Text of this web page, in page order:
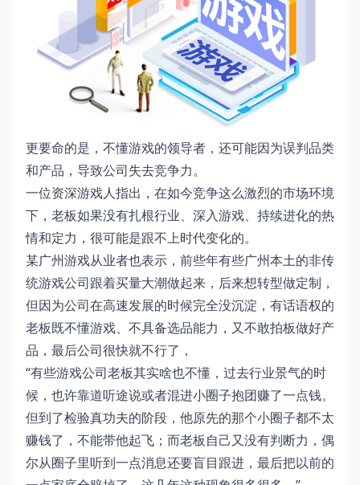
更要命的是，不懂游戏的领导者，还可能因为误判品类
和产品，导致公司失去竞争力。
一位资深游戏人指出，在如今竞争这么激烈的市场环境
下，老板如果没有扎根行业、深入游戏、持续进化的热
情和定力，很可能是跟不上时代变化的。
某广州游戏从业者也表示，前些年有些广州本土的非传
统游戏公司跟着买量大潮做起来，后来想转型做定制，
但因为公司在高速发展的时候完全没沉淀，有话语权的
老板既不懂游戏、不具备选品能力，又不敢拍板做好产
品，最后公司很快就不行了，
“有些游戏公司老板其实啥也不懂，过去行业景气的时
候，也许靠道听途说或者混进小圈子抱团赚了一点钱。
但到了检验真功夫的阶段，他原先的那个小圈子都不太
赚钱了，不能带他起飞；而老板自己又没有判断力，偶
尔从圈子里听到一点消息还要盲目跟进，最后把以前的